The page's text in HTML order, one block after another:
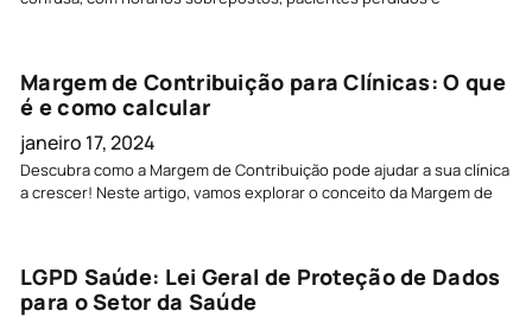
Margem de Contribuição para Clínicas: O que
é e como calcular
janeiro 17, 2024
Descubra como a Margem de Contribuição pode ajudar a sua clínica
a crescer! Neste artigo, vamos explorar o conceito da Margem de
LGPD Saúde: Lei Geral de Proteção de Dados
para o Setor da Saúde